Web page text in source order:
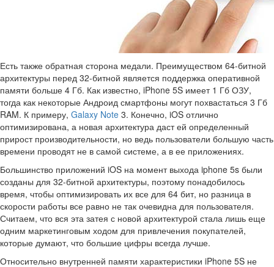
Есть также обратная сторона медали. Преимуществом 64-битной
архитектуры перед 32-битной является поддержка оперативной
памяти больше 4 Гб. Как известно, iPhone 5S имеет 1 Гб ОЗУ,
тогда как некоторые Андроид смартфоны могут похвастаться 3 Гб
RAM. К примеру, Galaxy Note 3. Конечно, iOS отлично
оптимизирована, а новая архитектура даст ей определенный
прирост производительности, но ведь пользователи большую часть
времени проводят не в самой системе, а в ее приложениях.
Большинство приложений iOS на момент выхода iphone 5s были
созданы для 32-битной архитектуры, поэтому понадобилось
время, чтобы оптимизировать их все для 64 бит, но разница в
скорости работы все равно не так очевидна для пользователя.
Считаем, что вся эта затея с новой архитектурой стала лишь еще
одним маркетинговым ходом для привлечения покупателей,
которые думают, что большие цифры всегда лучше.
Относительно внутренней памяти характеристики iPhone 5S не